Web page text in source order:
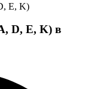
E, K)
D, E, K) в